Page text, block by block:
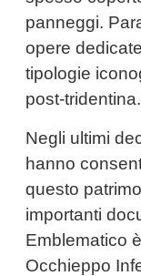
panneggi.
opere
tipologie
post-tridentina.
Negli ultimi
hanno
questo
importanti
Emblematico
Occhieppo